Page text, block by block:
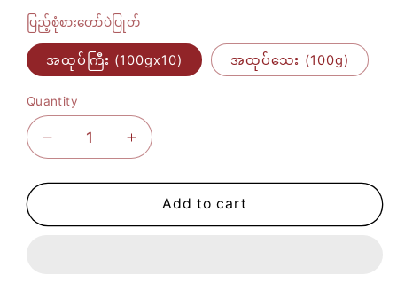
ပြည့်စုံစားတော်ပဲပြုတ်
အထုပ်ကြီး (100gx10) အထုပ်သေး (100g)
Quantity
Decrease
quantity
for
Increase
quantity
for
ပြည့်စုံAdd to cart